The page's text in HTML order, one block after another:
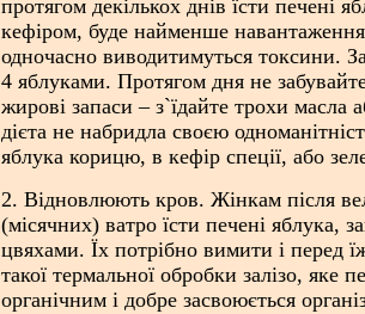
протягом декількох днів їсти печені
кефіром, буде найменше
одночасно виводитимуться токсини.
4 яблуками. Протягом дня не
жирові запаси – з`їдайте трохи масла
дієта не набридла своєю
яблука корицю, в кефір спеції, або
2. Відновлюють кров. Жінкам після
(місячних) ватро їсти печені яблука,
цвяхами. Їх потрібно вимити і перед
такої термальної обробки залізо, яке
органічним і добре засвоюється